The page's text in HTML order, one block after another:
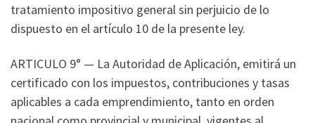
tratamiento impositivo general sin perjuicio de lo
dispuesto en el artículo 10 de la presente ley.
ARTICULO 9° — La Autoridad de Aplicación, emitirá un
certificado con los impuestos, contribuciones y tasas
aplicables a cada emprendimiento, tanto en orden